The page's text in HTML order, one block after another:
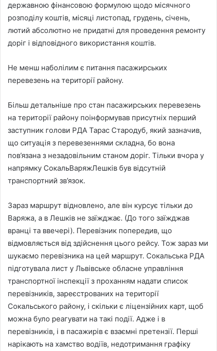
державною фінансовою формулою щодо місячного
розподілу коштів, місяці листопад, грудень, січень,
лютий абсолютно не придатні для проведення ремонту
доріг і відповідного використання коштів.
Не менш наболілим є питання пасажирських
перевезень на території району.
Більш детальніше про стан пасажирських перевезень
на території району поінформував присутніх перший
заступник голови РДА Тарас Стародуб, який зазначив,
що ситуація з перевезеннями складна, бо вона
пов’язана з незадовільним станом доріг. Тільки вчора у
напрямку СокальВаряжЛешків був відсутній
транспортний зв’язок.
Зараз маршрут відновлено, але він курсує тільки до
Варяжа, а в Лешків не заїжджає. (До того заїжджав
вранці та ввечері). Перевізник попередив, що
відмовляється від здійснення цього рейсу. Тож зараз ми
шукаємо перевізника на цей маршрут. Сокальська РДА
підготувала лист у Львівське обласне управління
транспортної інспекції з проханням надати список
перевізників, зареєстрованих на території
Сокальського району, і скільки є ліцензійних карт, щоб
можна було реагувати на такі події. Адже і в
перевізників, і в пасажирів є взаємні претензії. Перші
нарікають на хамство водіїв, недотримання графіку